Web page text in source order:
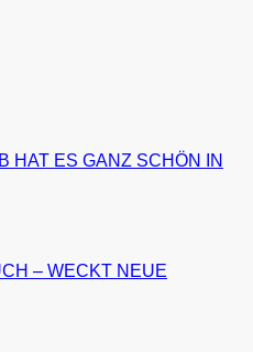
HAT ES GANZ SCHÖN IN
– WECKT NEUE